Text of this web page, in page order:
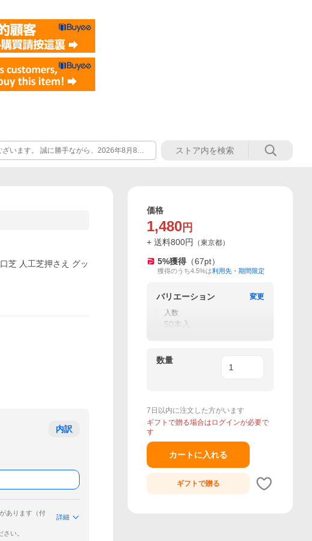
います。 誠に勝手ながら、2026年8月8日
だきます。 休業期間中にいただきましたお
芝 人工芝押さえ グッ
内訳
あります（付
詳細
い。
価格
1,480 円
+ 送料800円 （東京都）
5%獲得 （67pt）
獲得のうち4.5%は利用先・期間限定
バリエーション
変更
入数
50本入
数量
7日以内に注文した方がいます
ギフトで贈る場合はログインが必要で
す
カートに入れる
ギフトで贈る